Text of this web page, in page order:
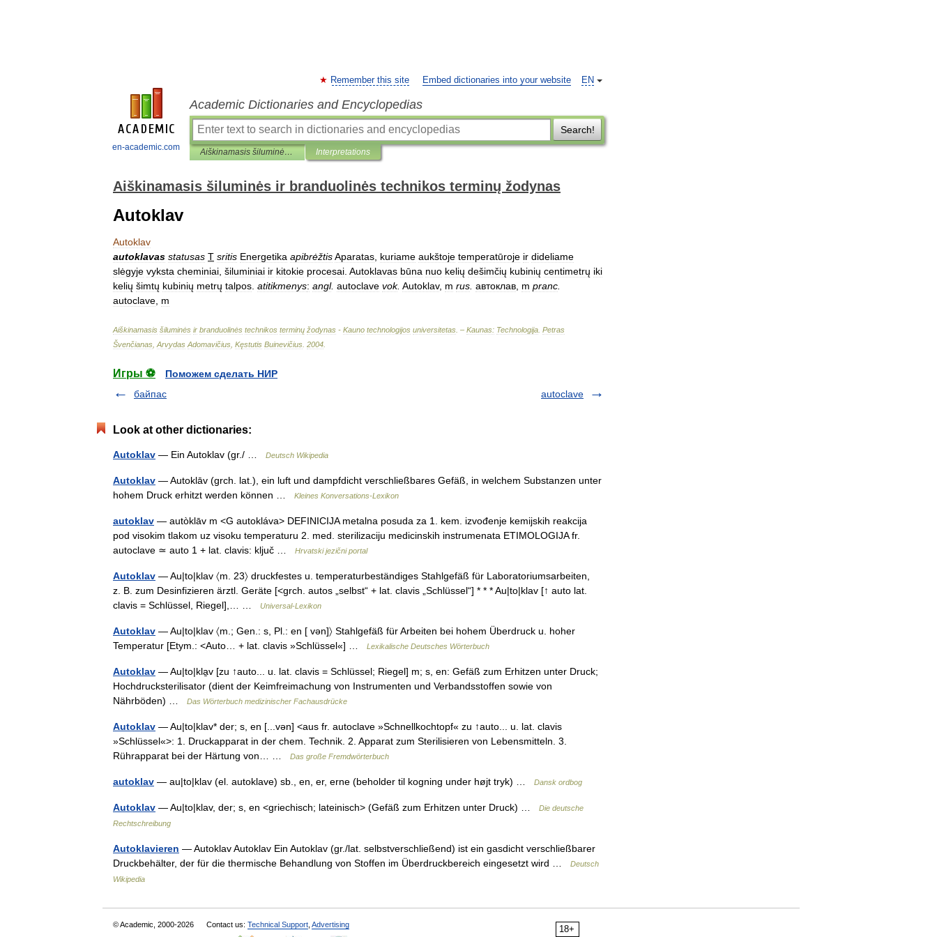
en-academic.com
EN
Remember this site Embed dictionaries into your website
Academic Dictionaries and Encyclopedias
Search!
Aiškinamasis šiluminės ir branduolinės technikos terminų žodynas Interpretations
Aiškinamasis šiluminės ir branduolinės technikos terminų žodynas
Autoklav
Autoklav
autoklavas statusas T sritis Energetika apibrėžtisAparatas kuriame aukštoje temperatūroje ir dideliame
slėgyje vyksta cheminiai šiluminiai ir kitokie procesai Autoklavas būna nuo kelių dešimčių kubinių centimetrų iki
kelių šimtų kubinių metrų talpos atitikmenys: angl. autoclave vok. Autoklav, m rus автоклав m pranc
autoclave m
Aiškinamasis šiluminės ir branduolinės technikos terminų žodynas - Kauno technologijos universitetas . – Kaunas: Technologija Petras
Švenčianas Arvydas Adomavičius Kęstutis Buinevičius 2004
Игры ⚽
Поможем сделать НИР
байпас
autoclave
Look at other dictionaries:
Autoklav — Ein Autoklav (gr./ … Deutsch Wikipedia
Autoklav — Autoklāv (grch. lat.), ein luft und dampfdicht verschließbares Gefäß, in welchem Substanzen unter
hohem Druck erhitzt werden können …
Kleines Konversations-Lexikon
autoklav — autòklāv m <G autokláva> DEFINICIJA metalna posuda za 1. kem. izvođenje kemijskih reakcija
pod visokim tlakom uz visoku temperaturu 2. med. sterilizaciju medicinskih instrumenata ETIMOLOGIJA fr.
autoclave ≃ auto 1 + lat. clavis: ključ …
Hrvatski jezični portal
Autoklav — Au|to|klav 〈m. 23〉 druckfestes u. temperaturbeständiges Stahlgefäß für Laboratoriumsarbeiten,
z. B. zum Desinfizieren ärztl. Geräte [<grch. autos „selbst“ + lat. clavis „Schlüssel“] * * * Au|to|klav [↑ auto lat.
clavis = Schlüssel, Riegel],… …
Universal-Lexikon
Autoklav — Au|to|klav 〈m.; Gen.: s, Pl.: en [ vən]〉 Stahlgefäß für Arbeiten bei hohem Überdruck u. hoher
Temperatur [Etym.: <Auto… + lat. clavis »Schlüssel«] …
Lexikalische Deutsches Wörterbuch
Autoklav — Au|to|kla̱v [zu ↑auto... u. lat. clavis = Schlüssel; Riegel] m; s, en: Gefäß zum Erhitzen unter Druck;
Hochdrucksterilisator (dient der Keimfreimachung von Instrumenten und Verbandsstoffen sowie von
Nährböden) …
Das Wörterbuch medizinischer Fachausdrücke
Autoklav — Au|to|klav* der; s, en [...vən] <aus fr. autoclave »Schnellkochtopf« zu ↑auto... u. lat. clavis
»Schlüssel«>: 1. Druckapparat in der chem. Technik. 2. Apparat zum Sterilisieren von Lebensmitteln. 3.
Rührapparat bei der Härtung von… …
Das große Fremdwörterbuch
autoklav — au|to|klav (el. autoklave) sb., en, er, erne (beholder til kogning under højt tryk) … Dansk ordbog
Autoklav — Au|to|klav, der; s, en <griechisch; lateinisch> (Gefäß zum Erhitzen unter Druck) …
Die deutsche
Rechtschreibung
Autoklavieren — Autoklav Autoklav Ein Autoklav (gr./lat. selbstverschließend) ist ein gasdicht verschließbarer
Druckbehälter, der für die thermische Behandlung von Stoffen im Überdruckbereich eingesetzt wird …
Deutsch
Wikipedia
18+
© Academic, 2000-2026 Contact us: Technical Support Advertising